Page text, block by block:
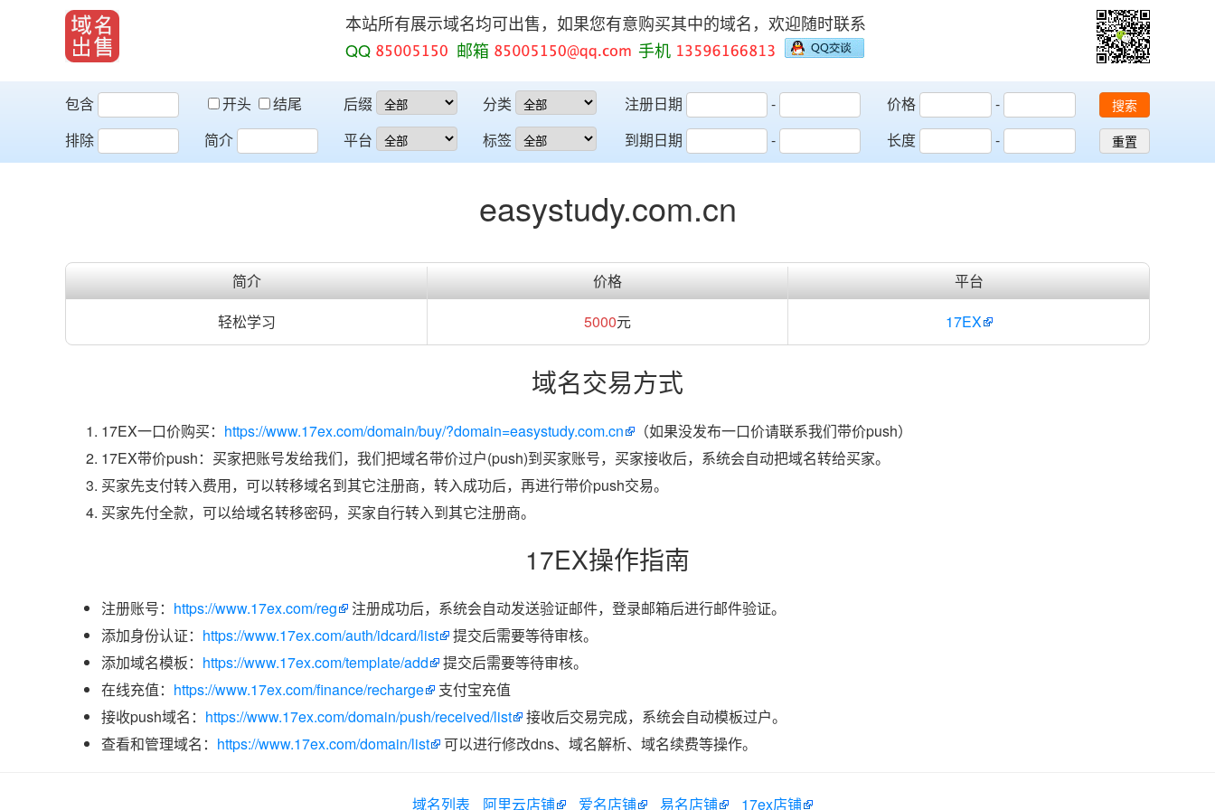
本站所有展示域名均可出售，如果您有意购买其中的域名，欢迎随时联系
QQ
邮箱 手机
包含 开头
结尾
排除
简介
后缀
平台
分类
标签
注册日期
-
到期日期
-
价格
-
长度
-
搜索
重置
easystudy.com.cn
简介 价格
平台
轻松学习
5000元 17EX
域名交易方式
17EX一口价购买： https://www.17ex.com/domain/buy/?domain=easystudy.com.cn
（如果没发布一口价请联系我们带价push）
17EX带价push：买家把账号发给我们，我们把域名带价过户(push)到买家账号，买家接收后，系统会自动把域名转给买家。
买家先支付转入费用，可以转移域名到其它注册商，转入成功后，再进行带价push交易。
买家先付全款，可以给域名转移密码，买家自行转入到其它注册商。
17EX操作指南
注册账号： https://www.17ex.com/reg
注册成功后，系统会自动发送验证邮件，登录邮箱后进行邮件验证。
添加身份认证： https://www.17ex.com/auth/idcard/list
提交后需要等待审核。
添加域名模板： https://www.17ex.com/template/add
提交后需要等待审核。
在线充值： https://www.17ex.com/finance/recharge
支付宝充值
接收push域名： https://www.17ex.com/domain/push/received/list
接收后交易完成，系统会自动模板过户。
查看和管理域名： https://www.17ex.com/domain/list 可以进行修改dns、域名解析、域名续费等操作。
域名列表 阿里云店铺 爱名店铺 易名店铺 17ex店铺